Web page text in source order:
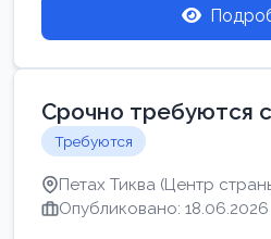
Срочно требуются
Требуются
Петах Тиква (Центр
Опубликовано: 18.06.2026